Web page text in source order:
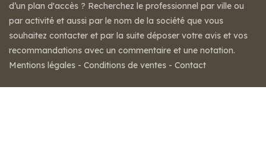
d’un plan d'accès ? Recherchez le professionnel par ville ou
par activité et aussi par le nom de la société que vous
souhaitez contacter et par la suite déposer votre avis et vos
recommandations avec un commentaire et une notation.
Mentions légales - Conditions de ventes - Contact